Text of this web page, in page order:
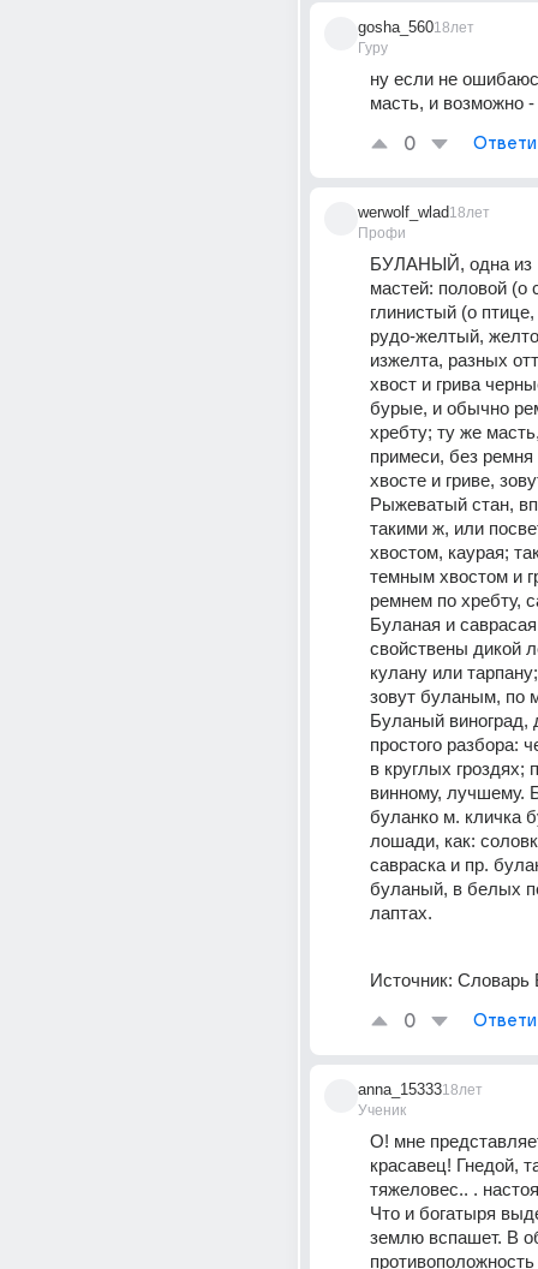
gosha_560
Гуру
18лет
ну если не
масть, и возможно -
0
werwolf_wlad
Профи
18лет
БУЛАНЫЙ, одна из
мастей: половой (о
глинистый (о
рудо-желтый,
изжелта, разных
хвост и грива
бурые, и обычно
хребту; ту же
примеси, без
хвосте и гриве,
Рыжеватый стан,
такими ж, или
хвостом, каурая;
темным хвостом и
ремнем по хребту,
Буланая и
свойствены дикой
кулану или
зовут буланым, по
Буланый виноград,
простого разбора:
в круглых гроздях;
винному, лучшему.
буланко м. кличка
лошади, как:
савраска и пр.
буланый, в белых
лаптах.
Источник: Словарь
0
anna_15333
Ученик
18лет
О! мне
красавец! Гнедой,
тяжеловес.. .
Что и богатыря
землю вспашет. В